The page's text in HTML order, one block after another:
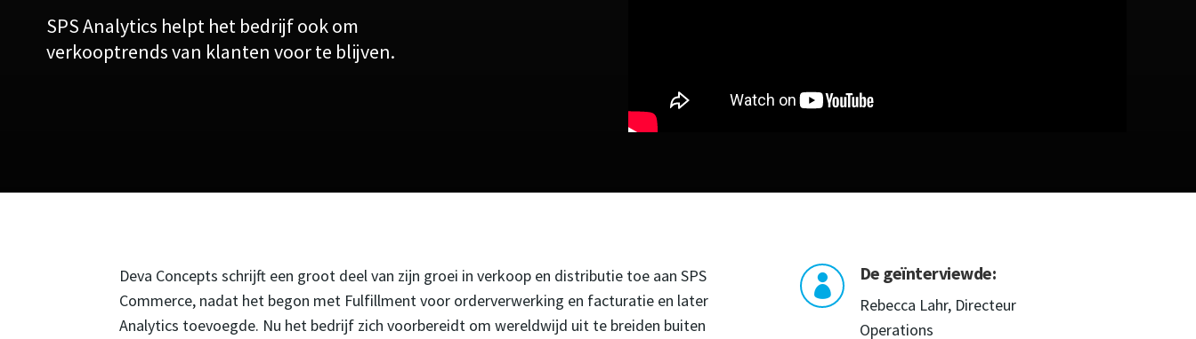
SPS Analytics helpt het bedrijf ook om
verkooptrends van klanten voor te blijven.
Deva Concepts schrijft een groot deel van zijn groei in verkoop en distributie toe aan SPS
Commerce, nadat het begon met Fulfillment voor orderverwerking en facturatie en later
Analytics toevoegde. Nu het bedrijf zich voorbereidt om wereldwijd uit te breiden buiten
 De geïnterviewde:
Rebecca Lahr, Directeur
Operations